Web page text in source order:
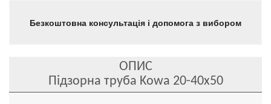
Безкоштовна консультація і допомога з вибором
ОПИС
Підзорна труба Kowa 20-40x50